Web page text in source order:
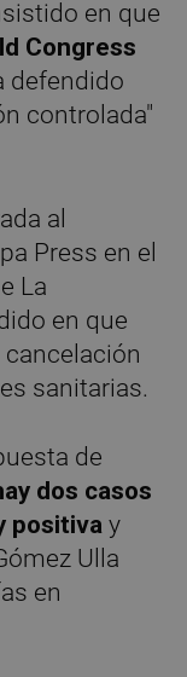
en que
Congress
defendido
controlada"
al
Press en el
La
en que
cancelación
sanitarias.
de
dos casos
positiva y
Ulla
en